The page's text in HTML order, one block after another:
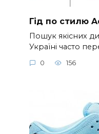
Гід по стилю
Пошук якісних
Україні часто
0 156